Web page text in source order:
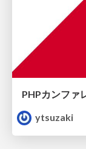
PHPカンファ
ytsuzaki